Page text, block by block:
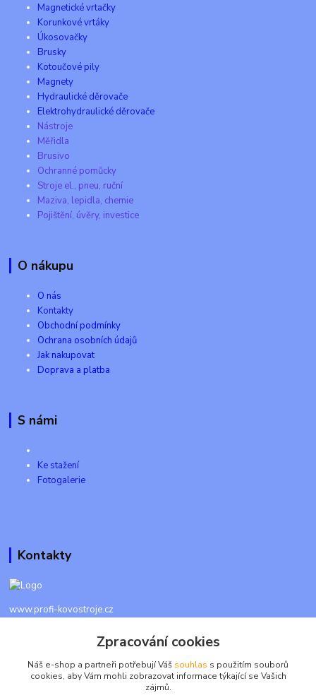
Magnetické vrtačky
Korunkové vrtáky
Úkosovačky
Brusky
Kotoučové pily
Magnety
Hydraulické děrovače
Elektrohydraulické děrovače
Nástroje
Měřidla
Brusivo
Ochranné pomůcky
Stroje el., pneu, ruční
Maziva, lepidla, chemie
Pojištění, úvěry, investice
O nákupu
O nás
Kontakty
Obchodní podmínky
Ochrana osobních údajů
Jak nakupovat
Doprava a platba
S námi
Ke stažení
Fotogalerie
Kontakty
www.profi-kovostroje.cz
+420 605 017 866
Každý den 8 - 20 hod - SMS kdykoliv
Zpracování cookies
Náš e-shop a partneři potřebují Váš souhlas s použitím souborů
cookies, aby Vám mohli zobrazovat informace týkající se Vašich
zájmů.